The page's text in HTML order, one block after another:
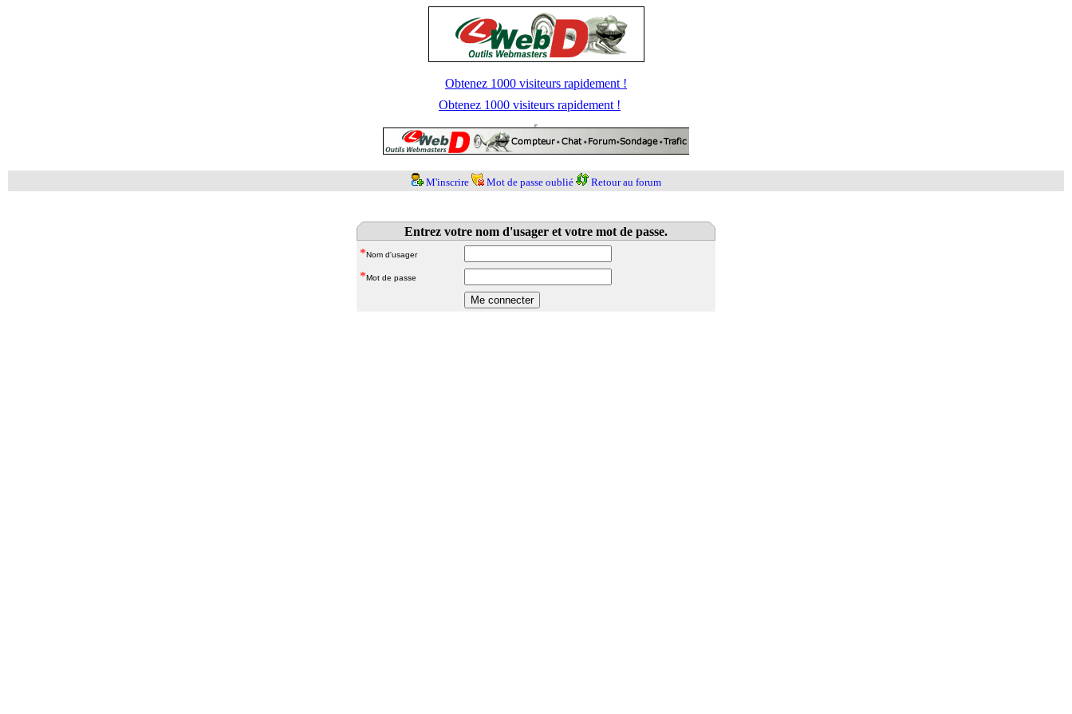
Obtenez 1000 visiteurs rapidement !
Obtenez 1000 visiteurs rapidement !
M'inscrire Mot de passe oublié Retour au forum
Entrez votre nom d'usager et votre mot de passe.
*Nom d'usager
*Mot de passe